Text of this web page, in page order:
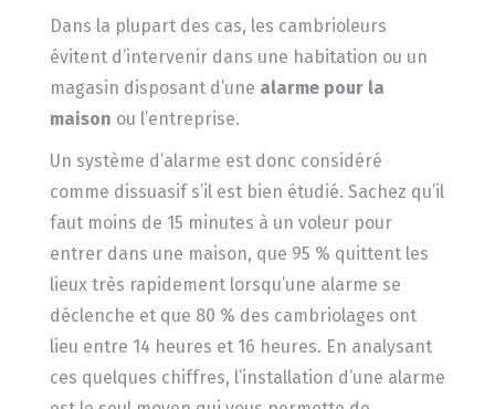
Dans la plupart des cas, les cambrioleurs
évitent d’intervenir dans une habitation ou un
magasin disposant d’une alarme pour la
maison ou l’entreprise.
Un système d’alarme est donc considéré
comme dissuasif s’il est bien étudié. Sachez qu’il
faut moins de 15 minutes à un voleur pour
entrer dans une maison, que 95 % quittent les
lieux très rapidement lorsqu’une alarme se
déclenche et que 80 % des cambriolages ont
lieu entre 14 heures et 16 heures. En analysant
ces quelques chiffres, l’installation d’une alarme